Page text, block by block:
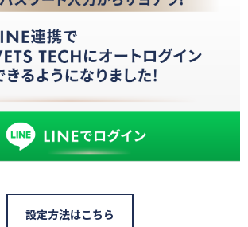
設定方法はこちら